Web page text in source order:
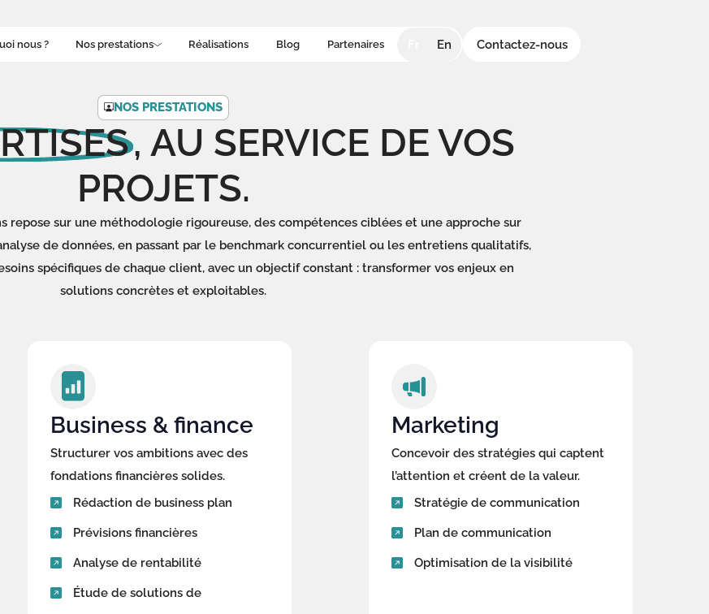
nous ? Nos prestations Réalisations Blog Partenaires En Contactez-nous
NOS PRESTATIONS
, AU SERVICE DE VOS
PROJETS.
repose sur une méthodologie rigoureuse, des compétences ciblées et une approche sur
de données, en passant par le benchmark concurrentiel ou les entretiens qualitatifs,
spécifiques de chaque client, avec un objectif constant : transformer vos enjeux en
solutions concrètes et exploitables.
Business & finance
Structurer vos ambitions avec des
fondations financières solides.
Rédaction de business plan
Prévisions financières
Analyse de rentabilité
Étude de solutions de
Marketing
Concevoir des stratégies qui captent
l’attention et créent de la valeur.
Stratégie de communication
Plan de communication
Optimisation de la visibilité